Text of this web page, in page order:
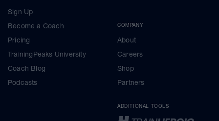
Sign Up
Become a Coach
Pricing
TrainingPeaks University
Coach Blog
Podcasts
COMPANY
About
Careers
Shop
Partners
ADDITIONAL TOOLS